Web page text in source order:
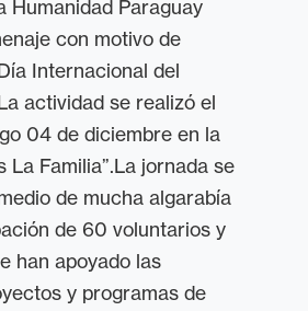
Humanidad Paraguay
con motivo de
Internacional del
actividad se realizó el
04 de diciembre en la
La Familia”.La jornada se
de mucha algarabía
de 60 voluntarios y
han apoyado las
y programas de